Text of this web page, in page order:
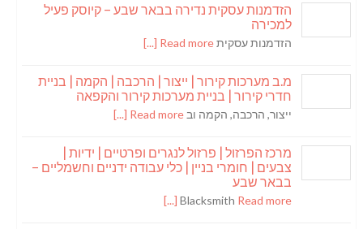
הזדמנות עסקית נדירה בבאר שבע – קיוסק פעיל
למכירה
הזדמנות עסקיתRead more [...]
מ.ב מערכות קירור | ייצור | הרכבה | הקמה | בניית
חדרי קירור | בניית מערכות קירור והקפאה
ייצור, הרכבה, הקמה וב Read more [...]
מרכז הפרזול | פרזול לנגרים ופרטיים | ידיות |
צבעים | חומרי בניין | כלי עבודה ידניים וחשמליים –
בבאר שבע
Blacksmith Read more [...]